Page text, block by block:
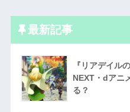
最新記事
『リアデイル
NEXT・dアニ
る？